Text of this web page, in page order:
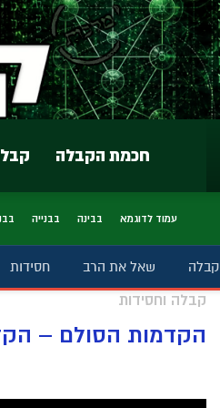
חכמת הקבלה
עמוד לדוגמא בבינה בבנייה
קבלה שאל את הרב חסידות
קבלה וחסידות
הקדמות הסולם –